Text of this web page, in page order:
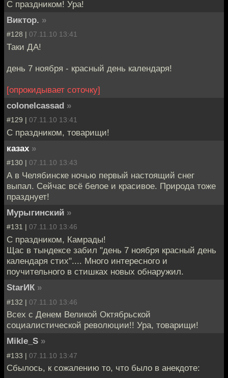
C праздником! Ура!
Виктор. »
#128 | 07.11.10 13:41
Таки ДА!
день 7 ноября - красный день календаря!
[опрокидывает соточку]
colonelcassad »
#129 | 07.11.10 13:41
С праздником, товарищи!
казах »
#130 | 07.11.10 13:43
А в Челябинске ночью первый настоящий снег
выпал. Сейчас всё белое и красивое. Природа тоже
празднует!
Мурыгинский »
#131 | 07.11.10 13:46
С праздником, Камрады!
Щас в тындексе забил "день 7 ноября красный день
календаря стих".... Много интересного и
поучительного в стишках новых обнаружил.
StarИК »
#132 | 07.11.10 13:46
Всех с Денем Великой Октябрьской
социалистической революции!! Ура, товарищи!
Mikle_S »
#133 | 07.11.10 13:47
Сбылось, к сожалению то, что было в анекдоте: